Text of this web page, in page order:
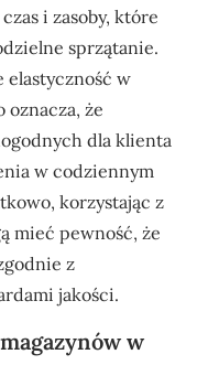
i zasoby, które
sprzątanie.
elastyczność w
oznacza, że
dla klienta
w codziennym
korzystając z
mieć pewność, że
z
jakości.
w